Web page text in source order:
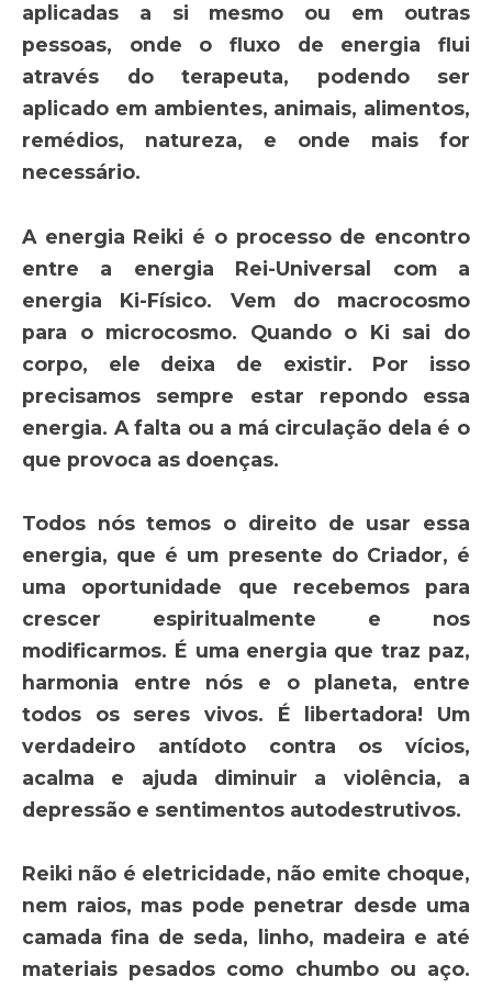
aplicadas a si mesmo ou em outras
pessoas, onde o fluxo de energia flui
através do terapeuta, podendo ser
aplicado em ambientes, animais, alimentos,
remédios, natureza, e onde mais for
necessário.
A energia Reiki é o processo de encontro
entre a energia Rei-Universal com a
energia Ki-Físico. Vem do macrocosmo
para o microcosmo. Quando o Ki sai do
corpo, ele deixa de existir. Por isso
precisamos sempre estar repondo essa
energia. A falta ou a má circulação dela é o
que provoca as doenças.
Todos nós temos o direito de usar essa
energia, que é um presente do Criador, é
uma oportunidade que recebemos para
crescer espiritualmente e nos
modificarmos. É uma energia que traz paz,
harmonia entre nós e o planeta, entre
todos os seres vivos. É libertadora! Um
verdadeiro antídoto contra os vícios,
acalma e ajuda diminuir a violência, a
depressão e sentimentos autodestrutivos.
Reiki não é eletricidade, não emite choque,
nem raios, mas pode penetrar desde uma
camada fina de seda, linho, madeira e até
materiais pesados como chumbo ou aço.